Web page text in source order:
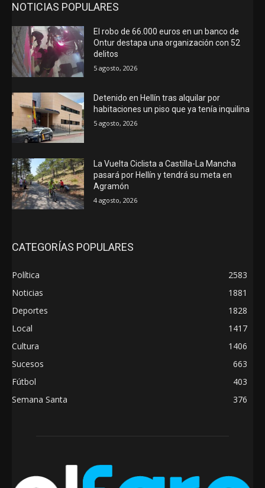
NOTICIAS POPULARES
El robo de 66.000 euros en un banco de
Ontur destapa una organización con 52
delitos
5 agosto, 2026
Detenido en Hellín tras alquilar por
habitaciones un piso que ya tenía inquilina
5 agosto, 2026
La Vuelta Ciclista a Castilla-La Mancha
pasará por Hellín y tendrá su meta en
Agramón
4 agosto, 2026
CATEGORÍAS POPULARES
Política
2583
Noticias
1881
Deportes
1828
Local
1417
Cultura
1406
Sucesos
663
Fútbol
403
Semana Santa
376